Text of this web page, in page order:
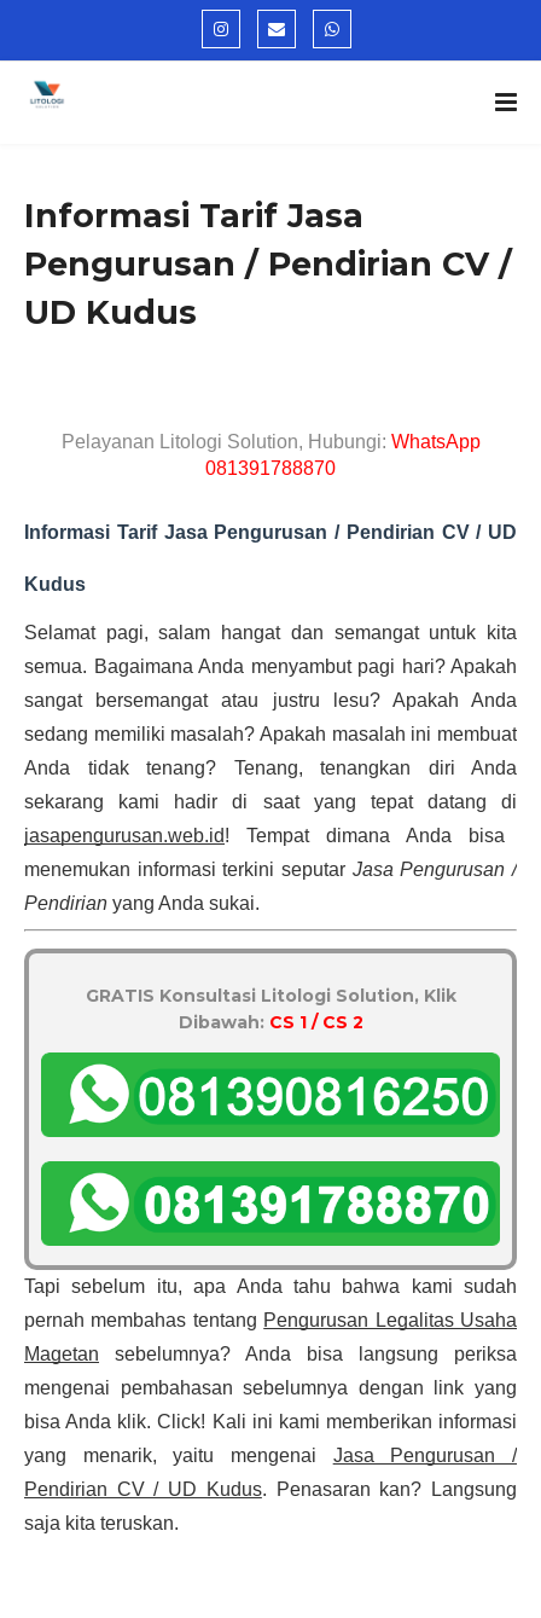
Informasi Tarif Jasa
Pengurusan / Pendirian CV /
UD Kudus
Pelayanan Litologi Solution, Hubungi: WhatsApp
081391788870
Informasi Tarif Jasa Pengurusan / Pendirian CV / UD
Kudus
Selamat pagi, salam hangat dan semangat untuk kita
semua. Bagaimana Anda menyambut pagi hari? Apakah
sangat bersemangat atau justru lesu? Apakah Anda
sedang memiliki masalah? Apakah masalah ini membuat
Anda tidak tenang? Tenang, tenangkan diri Anda
sekarang kami hadir di saat yang tepat datang di
jasapengurusan.web.id! Tempat dimana Anda bisa
menemukan informasi terkini seputar Jasa Pengurusan /
Pendirian yang Anda sukai.
GRATIS Konsultasi Litologi Solution, Klik
Dibawah: CS 1 / CS 2
Tapi sebelum itu, apa Anda tahu bahwa kami sudah
pernah membahas tentang Pengurusan Legalitas Usaha
Magetan sebelumnya? Anda bisa langsung periksa
mengenai pembahasan sebelumnya dengan link yang
bisa Anda klik. Click! Kali ini kami memberikan informasi
yang menarik, yaitu mengenai
Jasa Pengurusan /
Pendirian CV / UD Kudus. Penasaran kan? Langsung
saja kita teruskan.